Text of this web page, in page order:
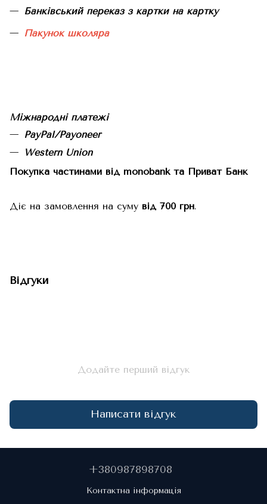
Банківський переказ з картки на картку
Пакунок школяра
Міжнародні платежі
PayPal/Payoneer
Western Union
Покупка частинами від monobank та Приват Банк
Діє на замовлення на суму від 700 грн.
Відгуки
Додайте перший відгук
Написати відгук
+380987898708
Контактна інформація